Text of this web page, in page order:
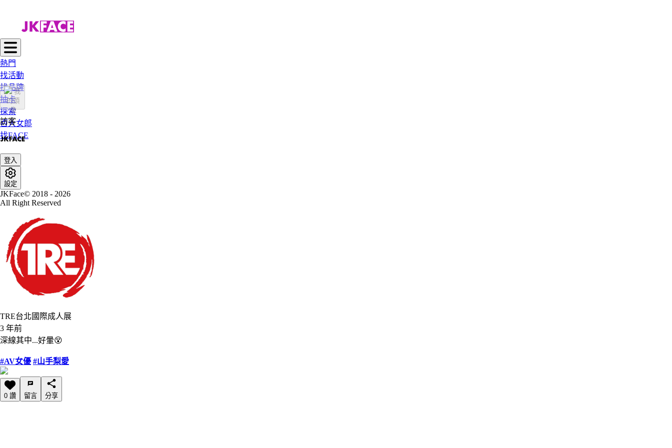
熱門
找活動
找品牌
抽卡
探索
百大女郎
找FACE
訪客
登入
設定
JKFace© 2018 - 2026
All Right Reserved
TRE台北國際成人展
3 年前
深線其中...好暈😵‍
#AV女優 #山手梨愛
0 讚 留言 分享